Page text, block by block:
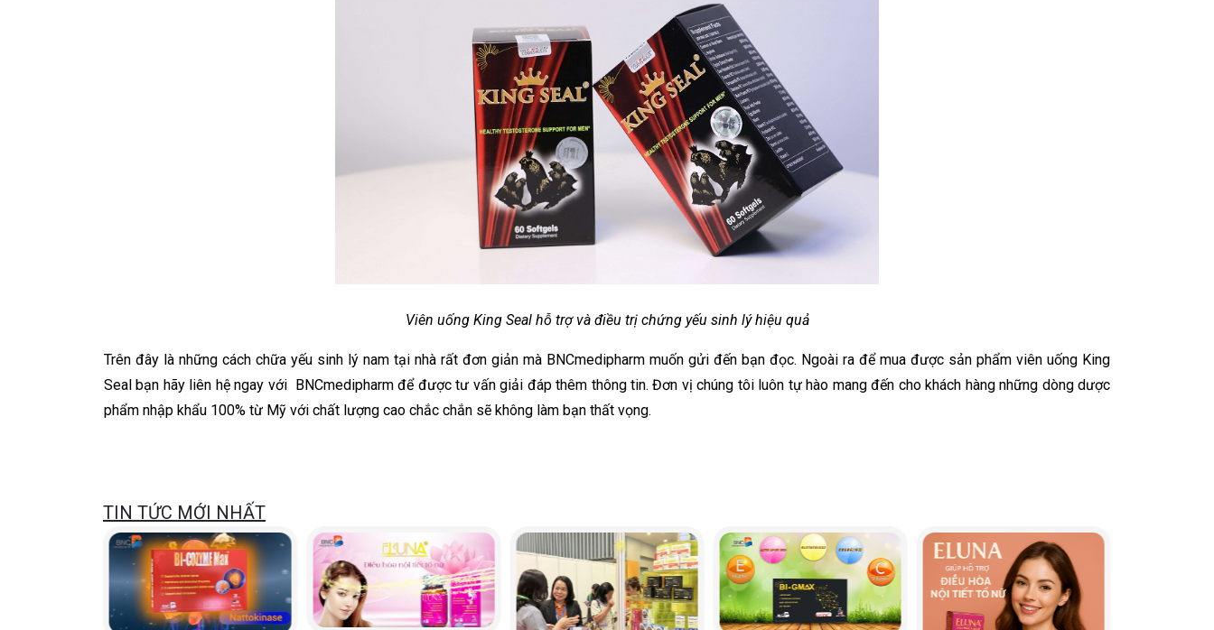
Viên uống King Seal hỗ trợ và điều trị chứng yếu sinh lý hiệu quả
Trên đây là những cách chữa yếu sinh lý nam tại nhà rất đơn giản mà BNCmedipharm muốn gửi đến bạn đọc. Ngoài ra để mua được sản phẩm viên uống King
Seal bạn hãy liên hệ ngay với BNCmedipharm để được tư vấn giải đáp thêm thông tin. Đơn vị chúng tôi luôn tự hào mang đến cho khách hàng những dòng dược
phẩm nhập khẩu 100% từ Mỹ với chất lượng cao chắc chắn sẽ không làm bạn thất vọng.
TIN TỨC MỚI NHẤT